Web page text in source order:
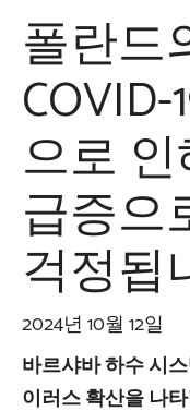
폴란드
으로
급증으
걱정됩
2024년 10월 12일
바르샤바 하수 시
이러스 확산을 나